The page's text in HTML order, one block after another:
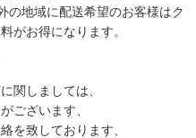
の地域に配送希望のお客様はク
がお得になります。
関しましては、
ございます、
を致しております、